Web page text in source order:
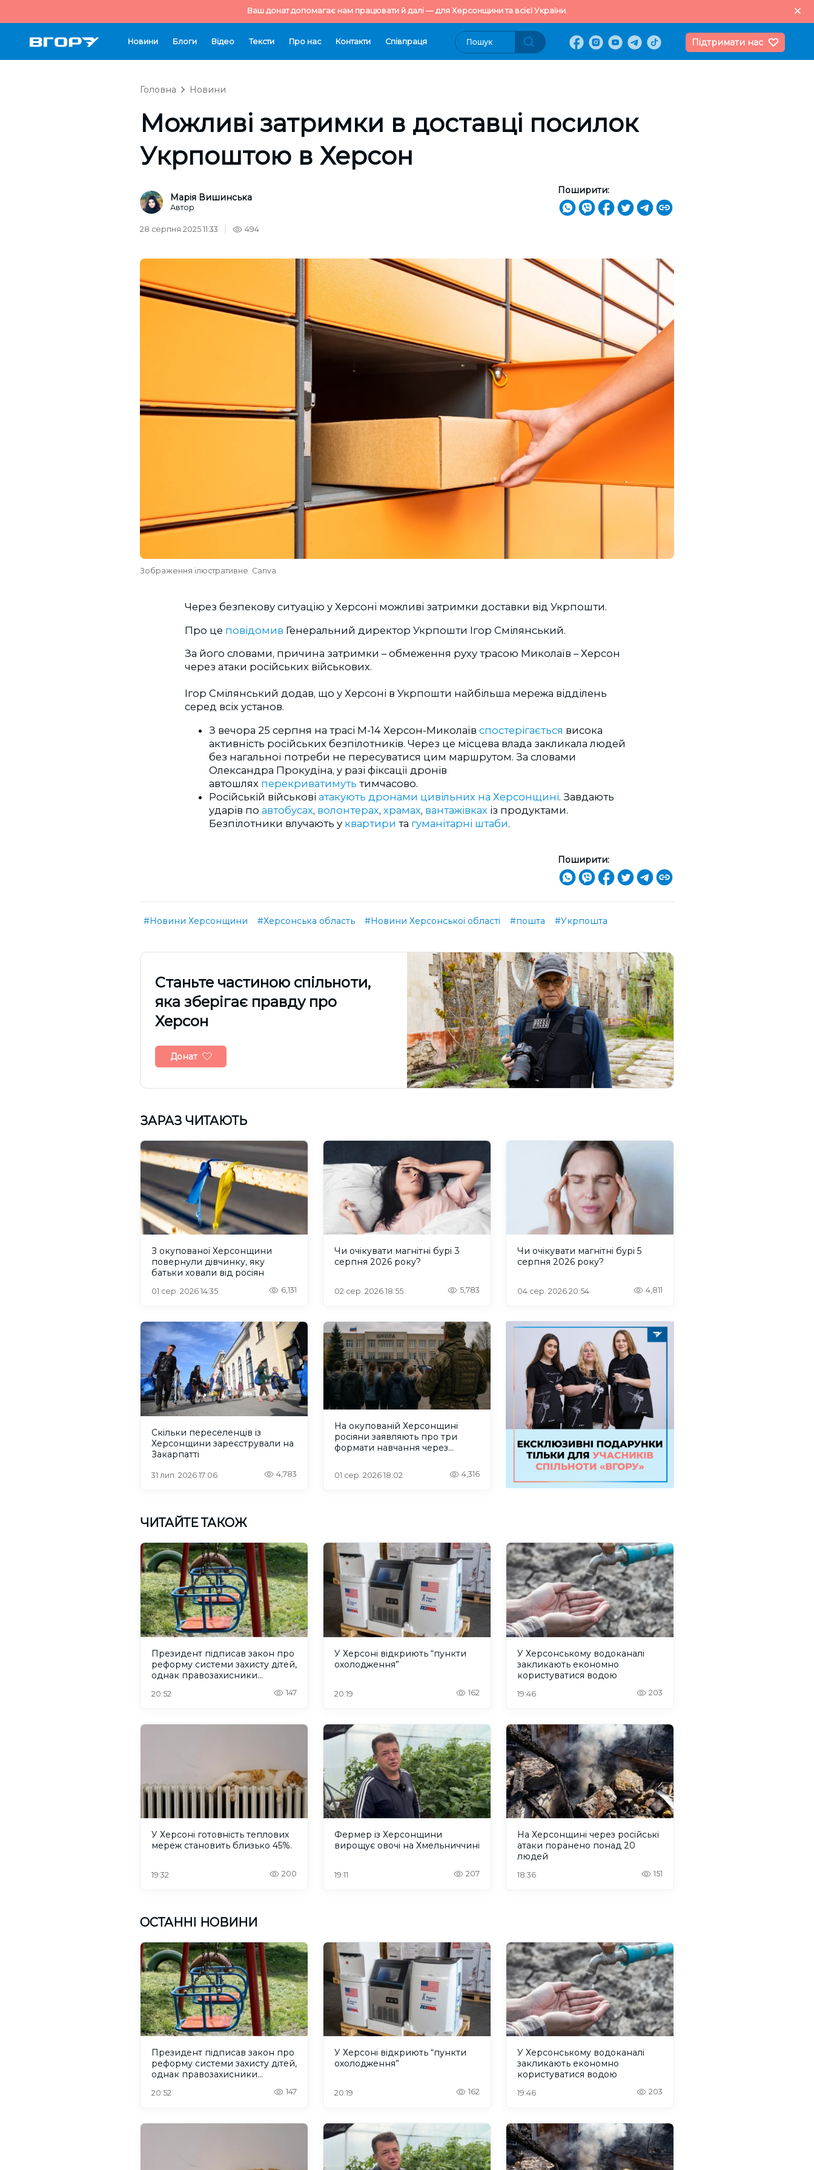
Ваш донат допомагає нам працювати й далі — для Херсонщини та всієї України.
Новини Блоги Відео Тексти Про нас Контакти Cпівпраця Підтримати нас
Головна Новини
Можливі затримки в доставці посилок
Укрпоштою в Херсон
Марія Вишинська
Автор
Поширити:
28 серпня 2025 11:33 494
Зображення ілюстративне. Canva
Через безпекову ситуацію у Херсоні можливі затримки доставки від Укрпошти.
Про це повідомив Генеральний директор Укрпошти Ігор Смілянський.
За його словами, причина затримки –обмеження руху трасою Миколаїв –Херсон
через атаки російських військових.
Ігор Смілянський додав, що у Херсоні в Укрпошти найбільша мережа відділень
серед всіх установ.
З вечора 25 серпня на трасі М-14 Херсон-Миколаїв спостерігається висока
активність російських безпілотників. Через це місцева влада закликала людей
без нагальної потреби не пересуватися цим маршрутом. За словами
Олександра Прокудіна, у разі фіксації дронів
автошлях перекриватимуть тимчасово.
Російській військові атакують дронами цивільних на Херсонщині. Завдають
ударів по автобусах, волонтерах, храмах, вантажівках із продуктами.
Безпілотники влучають у квартири та гуманітарні штаби.
Поширити:
#Новини Херсонщини #Херсонська область #Новини Херсонської області #пошта #Укрпошта
Cтаньте частиною спільноти,
яка зберігає правду про
Херсон
Донат
ЗАРАЗ ЧИТАЮТЬ
З окупованої Херсонщини
повернули дівчинку, яку
батьки ховали від росіян
01 сер. 2026 14:35 6,131
Чи очікувати магнітні бурі 3
серпня 2026 року?
02 сер. 2026 18:55 5,783
Чи очікувати магнітні бурі 5
серпня 2026 року?
04 сер. 2026 20:54 4,811
Скільки переселенців із
Херсонщини зареєстрували на
Закарпатті
31 лип. 2026 17:06 4,783
На окупованій Херсонщині
росіяни заявляють про три
формати навчання через
01 сер. 2026 18:02 4,316
ЧИТАЙТЕ ТАКОЖ
Президент підписав закон про
реформу системи захисту дітей,
однак правозахисники
20:52 147
У Херсоні відкриють “пункти
охолодження”
20:19 162
У Херсонському водоканалі
закликають економно
користуватися водою
19:46 203
У Херсоні готовність теплових
мереж становить близько 45%.
19:32 200
Фермер із Херсонщини
вирощує овочі на Хмельниччині
19:11 207
На Херсонщині через російські
атаки поранено понад 20
людей
18:36 151
ОСТАННІ НОВИНИ
Президент підписав закон про
реформу системи захисту дітей,
однак правозахисники
20:52 147
У Херсоні відкриють “пункти
охолодження”
20:19 162
У Херсонському водоканалі
закликають економно
користуватися водою
19:46 203